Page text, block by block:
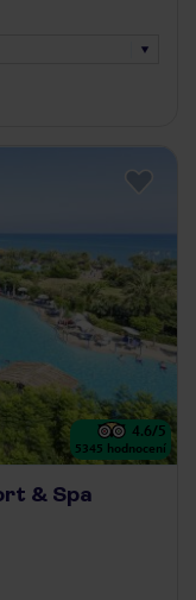
4.6/5
5345 hodnocení
& Spa